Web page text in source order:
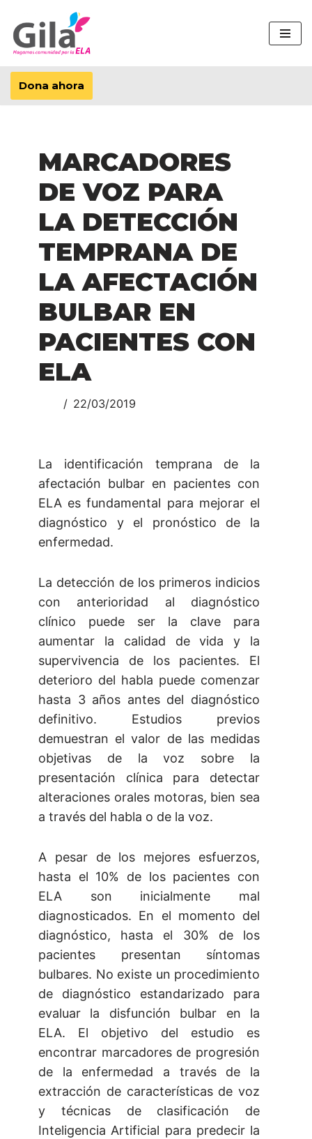
Saltar
al
contenido
Dona ahora
MARCADORES
DE VOZ PARA
LA DETECCIÓN
TEMPRANA DE
LA AFECTACIÓN
BULBAR EN
PACIENTES CON
ELA
22/03/2019
La identificación temprana de la
afectación bulbar en pacientes con
ELA es fundamental para mejorar el
diagnóstico y el pronóstico de la
enfermedad.
La detección de los primeros indicios
con anterioridad al diagnóstico
clínico puede ser la clave para
aumentar la calidad de vida y la
supervivencia de los pacientes. El
deterioro del habla puede comenzar
hasta 3 años antes del diagnóstico
definitivo. Estudios previos
demuestran el valor de las medidas
objetivas de la voz sobre la
presentación clínica para detectar
alteraciones orales motoras, bien sea
a través del habla o de la voz.
A pesar de los mejores esfuerzos,
hasta el 10% de los pacientes con
ELA son inicialmente mal
diagnosticados. En el momento del
diagnóstico, hasta el 30% de los
pacientes presentan síntomas
bulbares. No existe un procedimiento
de diagnóstico estandarizado para
evaluar la disfunción bulbar en la
ELA. El objetivo del estudio es
encontrar marcadores de progresión
de la enfermedad a través de la
extracción de características de voz
y técnicas de clasificación de
Inteligencia Artificial para predecir la